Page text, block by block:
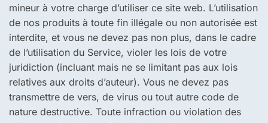
mineur à votre charge d’utiliser ce site web. L’utilisation
de nos produits à toute fin illégale ou non autorisée est
interdite, et vous ne devez pas non plus, dans le cadre
de l’utilisation du Service, violer les lois de votre
juridiction (incluant mais ne se limitant pas aux lois
relatives aux droits d’auteur). Vous ne devez pas
transmettre de vers, de virus ou tout autre code de
nature destructive. Toute infraction ou violation des